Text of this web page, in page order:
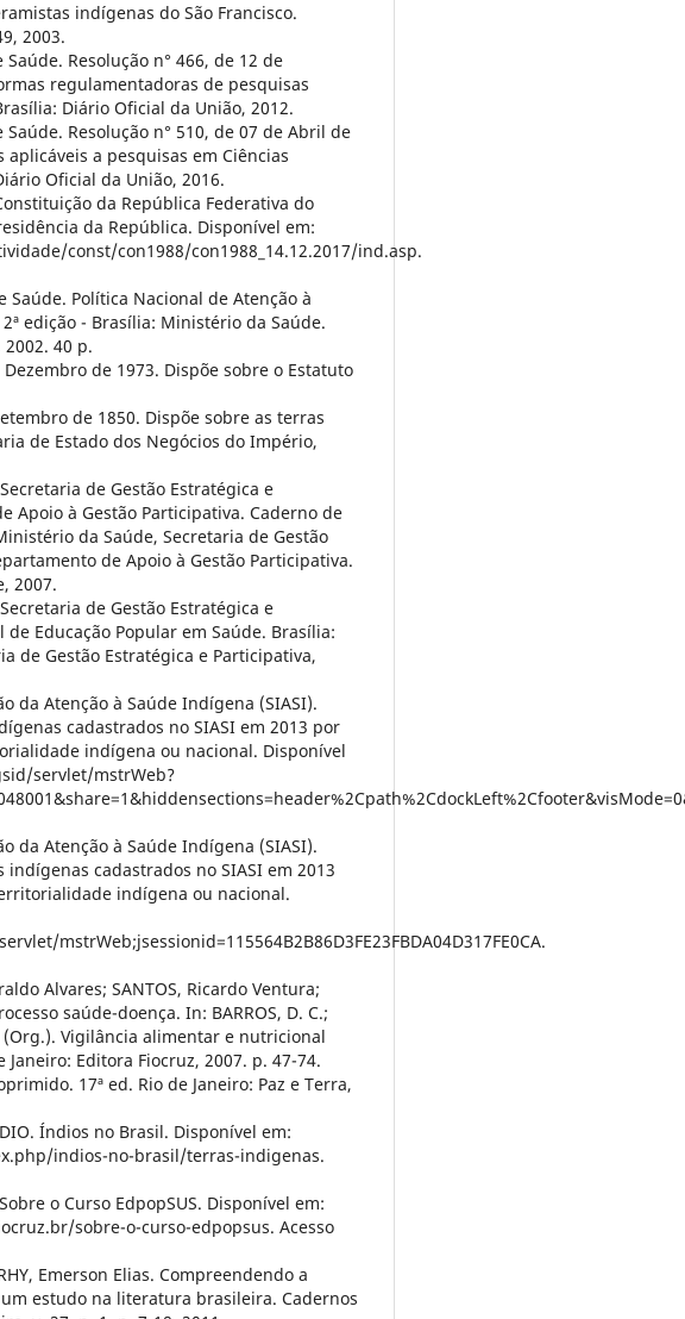
indígenas do São Francisco.
2003.
Resolução n° 466, de 12 de
regulamentadoras de pesquisas
Diário Oficial da União, 2012.
Saúde. Resolução n° 510, de 07 de Abril de
aplicáveis a pesquisas em Ciências
Oficial da União, 2016.
da República Federativa do
da República. Disponível em:
const/con1988/con1988_14.12.2017/ind.asp.
Saúde. Política Nacional de Atenção à
edição - Brasília: Ministério da Saúde.
40 p.
Dezembro de 1973. Dispõe sobre o Estatuto
de 1850. Dispõe sobre as terras
de Estado dos Negócios do Império,
de Gestão Estratégica e
Apoio à Gestão Participativa. Caderno de
da Saúde, Secretaria de Gestão
de Apoio à Gestão Participativa.
2007.
de Gestão Estratégica e
Educação Popular em Saúde. Brasília:
de Gestão Estratégica e Participativa,
da Atenção à Saúde Indígena (SIASI).
cadastrados no SIASI em 2013 por
indígena ou nacional. Disponível
servlet/mstrWeb?
da Atenção à Saúde Indígena (SIASI).
cadastrados no SIASI em 2013
indígena ou nacional.
mstrWeb;jsessionid=115564B2B86D3FE23FBDA04D317FE0CA.
Alvares; SANTOS, Ricardo Ventura;
saúde-doença. In: BARROS, D. C.;
(Org.). Vigilância alimentar e nutricional
Editora Fiocruz, 2007. p. 47-74.
17ª ed. Rio de Janeiro: Paz e Terra,
Índios no Brasil. Disponível em:
indios-no-brasil/terras-indigenas.
Sobre o Curso EdpopSUS. Disponível em:
sobre-o-curso-edpopsus. Acesso
Emerson Elias. Compreendendo a
estudo na literatura brasileira. Cadernos